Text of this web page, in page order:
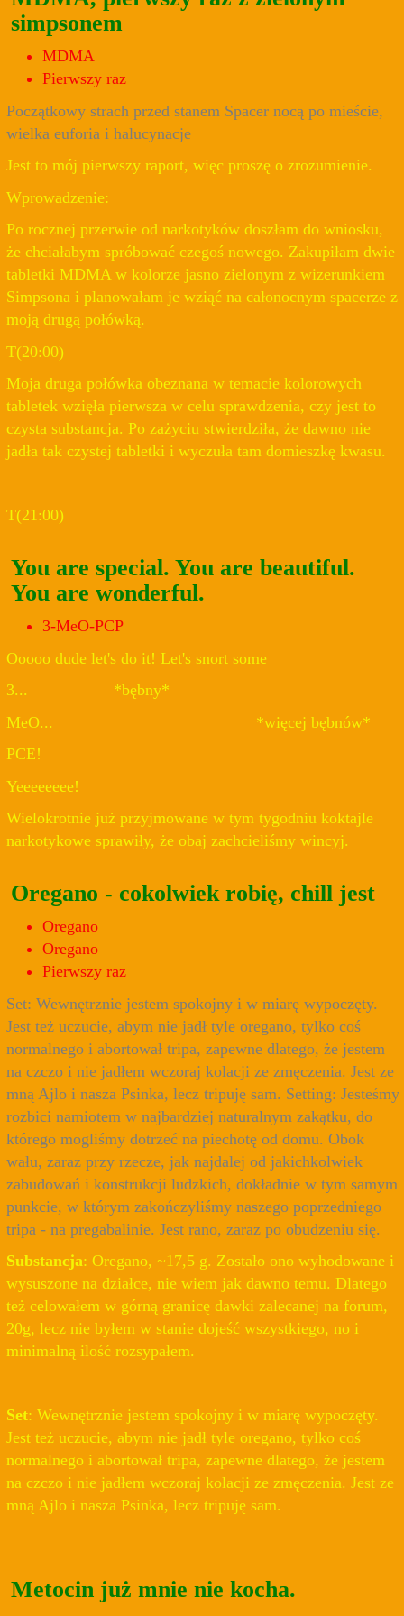
simpsonem
MDMA
Pierwszy raz
Początkowy strach przed stanem Spacer nocą po mieście,
wielka euforia i halucynacje
Jest to mój pierwszy raport, więc proszę o zrozumienie.
Wprowadzenie:
Po rocznej przerwie od narkotyków doszłam do wniosku,
że chciałabym spróbować czegoś nowego. Zakupiłam dwie
tabletki MDMA w kolorze jasno zielonym z wizerunkiem
Simpsona i planowałam je wziąć na całonocnym spacerze z
moją drugą połówką.
T(20:00)
Moja druga połówka obeznana w temacie kolorowych
tabletek wzięła pierwsza w celu sprawdzenia, czy jest to
czysta substancja. Po zażyciu stwierdziła, że dawno nie
jadła tak czystej tabletki i wyczuła tam domieszkę kwasu.
T(21:00)
You are special. You are beautiful.
You are wonderful.
3-MeO-PCP
Ooooo dude let's do it! Let's snort some
3... *bębny*
MeO... *więcej bębnów*
PCE!
Yeeeeeeee!
Wielokrotnie już przyjmowane w tym tygodniu koktajle
narkotykowe sprawiły, że obaj zachcieliśmy wincyj.
Oregano - cokolwiek robię, chill jest
Oregano
Oregano
Pierwszy raz
Set: Wewnętrznie jestem spokojny i w miarę wypoczęty.
Jest też uczucie, abym nie jadł tyle oregano, tylko coś
normalnego i abortował tripa, zapewne dlatego, że jestem
na czczo i nie jadłem wczoraj kolacji ze zmęczenia. Jest ze
mną Ajlo i nasza Psinka, lecz tripuję sam. Setting: Jesteśmy
rozbici namiotem w najbardziej naturalnym zakątku, do
którego mogliśmy dotrzeć na piechotę od domu. Obok
wału, zaraz przy rzecze, jak najdalej od jakichkolwiek
zabudowań i konstrukcji ludzkich, dokładnie w tym samym
punkcie, w którym zakończyliśmy naszego poprzedniego
tripa - na pregabalinie. Jest rano, zaraz po obudzeniu się.
Substancja: Oregano, ~17,5 g. Zostało ono wyhodowane i
wysuszone na działce, nie wiem jak dawno temu. Dlatego
też celowałem w górną granicę dawki zalecanej na forum,
20g, lecz nie byłem w stanie dojeść wszystkiego, no i
minimalną ilość rozsypałem.
Set: Wewnętrznie jestem spokojny i w miarę wypoczęty.
Jest też uczucie, abym nie jadł tyle oregano, tylko coś
normalnego i abortował tripa, zapewne dlatego, że jestem
na czczo i nie jadłem wczoraj kolacji ze zmęczenia. Jest ze
mną Ajlo i nasza Psinka, lecz tripuję sam.
Metocin już mnie nie kocha.